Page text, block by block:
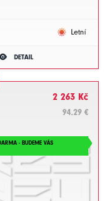
Letní
DETAIL
2 263 Kč
94.29 €
- BUDEME VÁS